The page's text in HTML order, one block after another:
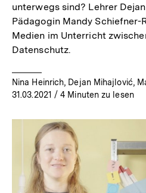
unterwegs sind? Lehrer
Pädagogin Mandy Schiefner-
Medien im Unterricht
Datenschutz.
Nina Heinrich, Dejan Mihajlović,
31.03.2021 / 4 Minuten zu lesen